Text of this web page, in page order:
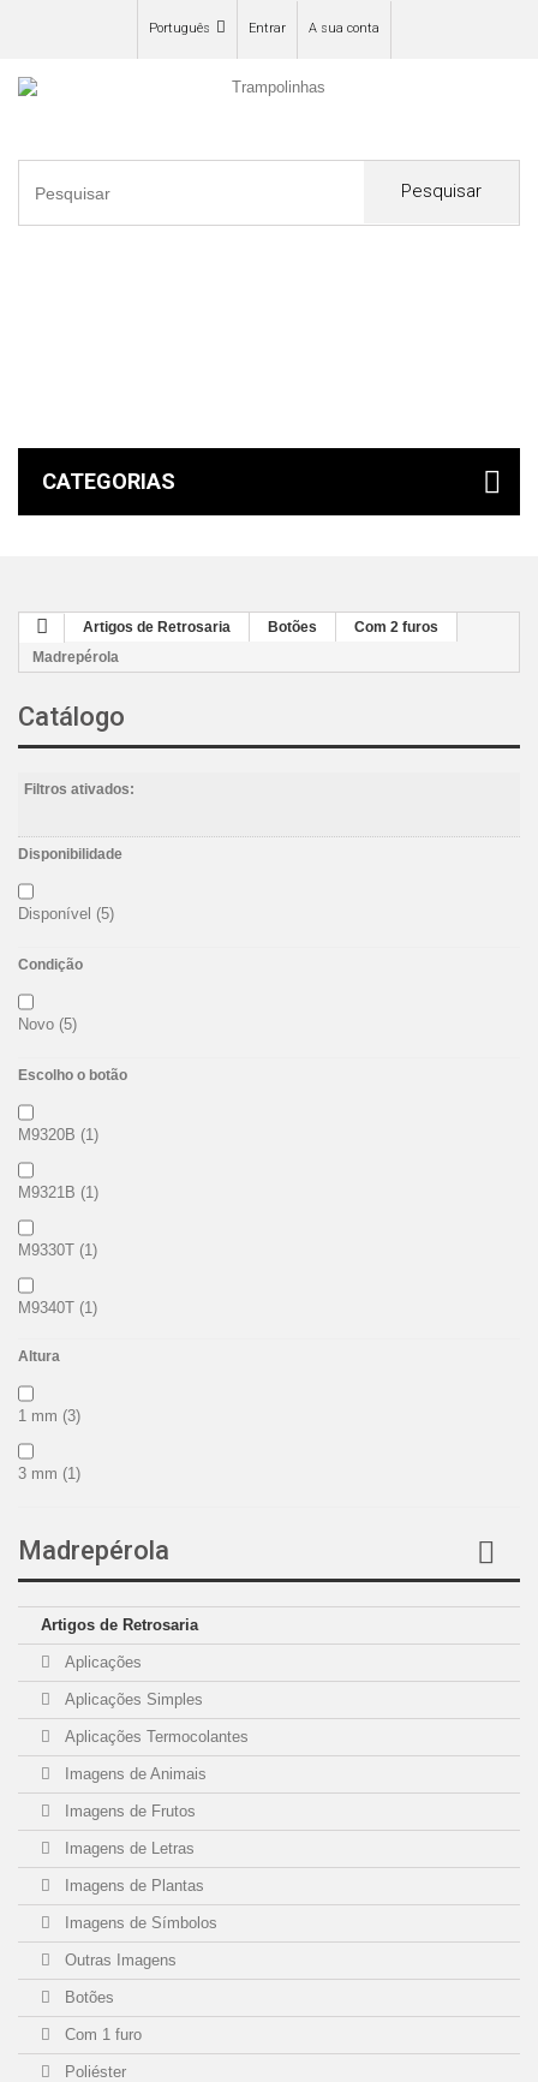
Português Entrar A sua conta
Pesquisar
CATEGORIAS
Artigos de Retrosaria Botões
Com 2 furos
Madrepérola
Catálogo
Filtros ativados:
Disponibilidade
Disponível (5)
Condição
Novo (5)
Escolho o botão
M9320B (1)
M9321B (1)
M9330T (1)
M9340T (1)
M9350C
M9360Z(1)
M9361Z(1)
P6060(1)
N2070 (1)
(1)
N2072(1)
N2073(1)
N2074(1)
T1920(1)
S4940(1)
X0860(1)
Altura
1 mm (3)
3 mm (1)
Madrepérola
Artigos de Retrosaria
Aplicações
Aplicações Simples
Aplicações Termocolantes
Imagens de Animais
Imagens de Frutos
Imagens de Letras
Imagens de Plantas
Imagens de Símbolos
Outras Imagens
Botões
Com 1 furo
Poliéster